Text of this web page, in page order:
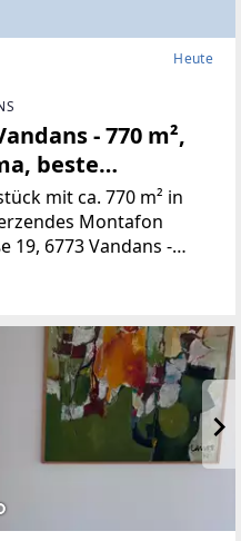
Heute
- 770 m²,
beste
mit ca. 770 m² in
Montafon
19, 6773 Vandans -
Grundstück liegt in